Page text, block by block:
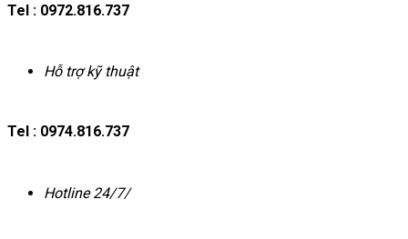
Tel : 0972.816.737
Hỗ trợ kỹ thuật
Tel : 0974.816.737
Hotline 24/7/